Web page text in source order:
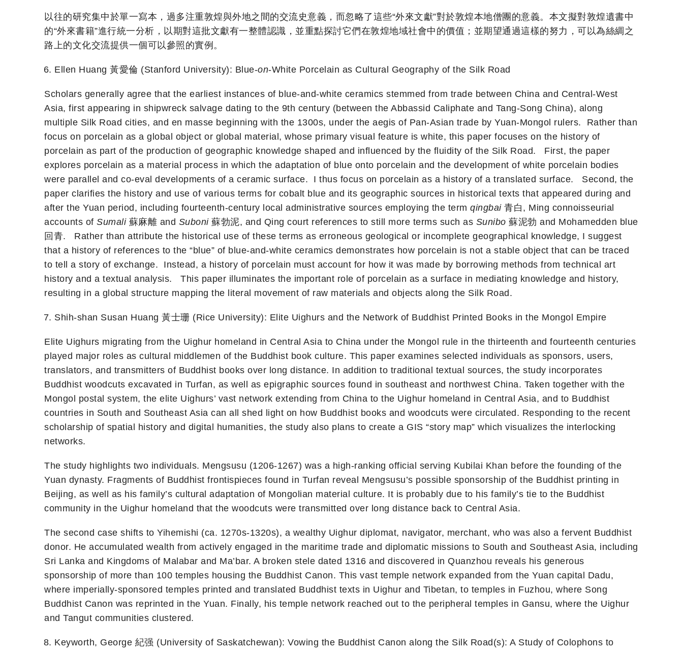
以往的研究集中於單一寫本，過多注重敦煌與外地之間的交流史意義，而忽略了這些“外來文獻”對於敦煌本地僧團的意義。本文擬對敦煌遺書中
的“外來書籍”進行統一分析，以期對這批文獻有一整體認識，並重點探討它們在敦煌地域社會中的價值；並期望通過這樣的努力，可以為絲綢之
路上的文化交流提供一個可以參照的實例。
Ellen Huang 黃愛倫 (Stanford University): Blue-on-White Porcelain as Cultural Geography of the Silk Road
Scholars generally agree that the earliest instances of blue-and-white ceramics stemmed from trade between China and Central-West
Asia, first appearing in shipwreck salvage dating to the 9th century (between the Abbassid Caliphate and Tang-Song China), along
multiple Silk Road cities, and en masse beginning with the 1300s, under the aegis of Pan-Asian trade by Yuan-Mongol rulers. Rather than
focus on porcelain as a global object or global material, whose primary visual feature is white, this paper focuses on the history of
porcelain as part of the production of geographic knowledge shaped and influenced by the fluidity of the Silk Road. First, the paper
explores porcelain as a material process in which the adaptation of blue onto porcelain and the development of white porcelain bodies
were parallel and co-eval developments of a ceramic surface. I thus focus on porcelain as a history of a translated surface. Second, the
paper clarifies the history and use of various terms for cobalt blue and its geographic sources in historical texts that appeared during and
after the Yuan period, including fourteenth-century local administrative sources employing the term qingbai青白, Ming connoisseurial
accounts of Sumali蘇麻離 and Suboni蘇勃泥, and Qing court references to still more terms such as Sunibo 蘇泥勃 and Mohamedden blue
回青. Rather than attribute the historical use of these terms as erroneous geological or incomplete geographical knowledge, I suggest
that a history of references to the “blue” of blue-and-white ceramics demonstrates how porcelain is not a stable object that can be traced
to tell a story of exchange. Instead, a history of porcelain must account for how it was made by borrowing methods from technical art
history and a textual analysis. This paper illuminates the important role of porcelain as a surface in mediating knowledge and history,
resulting in a global structure mapping the literal movement of raw materials and objects along the Silk Road.
Shih-shan Susan Huang 黃士珊 (Rice University): Elite Uighurs and the Network of Buddhist Printed Books in the Mongol Empire
Elite Uighurs migrating from the Uighur homeland in Central Asia to China under the Mongol rule in the thirteenth and fourteenth centuries
played major roles as cultural middlemen of the Buddhist book culture. This paper examines selected individuals as sponsors, users,
translators, and transmitters of Buddhist books over long distance. In addition to traditional textual sources, the study incorporates
Buddhist woodcuts excavated in Turfan, as well as epigraphic sources found in southeast and northwest China. Taken together with the
Mongol postal system, the elite Uighurs’ vast network extending from China to the Uighur homeland in Central Asia, and to Buddhist
countries in South and Southeast Asia can all shed light on how Buddhist books and woodcuts were circulated. Responding to the recent
scholarship of spatial history and digital humanities, the study also plans to create a GIS “story map” which visualizes the interlocking
networks.
The study highlights two individuals. Mengsusu (1206-1267) was a high-ranking official serving Kubilai Khan before the founding of the
Yuan dynasty. Fragments of Buddhist frontispieces found in Turfan reveal Mengsusu’s possible sponsorship of the Buddhist printing in
Beijing, as well as his family’s cultural adaptation of Mongolian material culture. It is probably due to his family’s tie to the Buddhist
community in the Uighur homeland that the woodcuts were transmitted over long distance back to Central Asia.
The second case shifts to Yihemishi (ca. 1270s-1320s), a wealthy Uighur diplomat, navigator, merchant, who was also a fervent Buddhist
donor. He accumulated wealth from actively engaged in the maritime trade and diplomatic missions to South and Southeast Asia, including
Sri Lanka and Kingdoms of Malabar and Ma’bar. A broken stele dated 1316 and discovered in Quanzhou reveals his generous
sponsorship of more than 100 temples housing the Buddhist Canon. This vast temple network expanded from the Yuan capital Dadu,
where imperially-sponsored temples printed and translated Buddhist texts in Uighur and Tibetan, to temples in Fuzhou, where Song
Buddhist Canon was reprinted in the Yuan. Finally, his temple network reached out to the peripheral temples in Gansu, where the Uighur
and Tangut communities clustered.
Keyworth, George 紀强 (University of Saskatchewan): Vowing the Buddhist Canon along the Silk Road(s): A Study of Colophons to